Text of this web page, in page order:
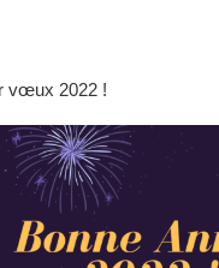
vœux 2022 !